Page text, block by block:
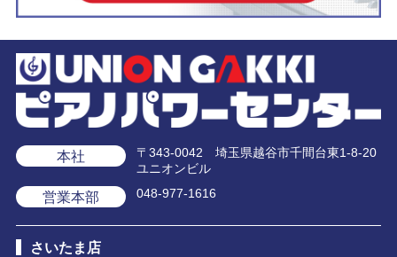
本社
〒343-0042 埼玉県越谷市千間台東1-8-20
ユニオンビル
営業本部 048-977-1616
さいたま店